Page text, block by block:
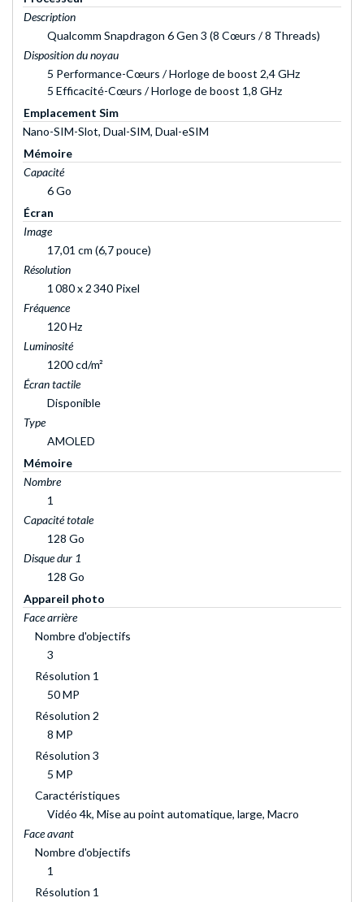
Description
Qualcomm Snapdragon 6 Gen 3 (8 Cœurs / 8 Threads)
Disposition du noyau
5 Performance-Cœurs / Horloge de boost 2,4 GHz
5 Efficacité-Cœurs / Horloge de boost 1,8 GHz
Emplacement Sim
Nano-SIM-Slot, Dual-SIM, Dual-eSIM
Mémoire
Capacité
6 Go
Écran
Image
17,01 cm (6,7 pouce)
Résolution
1 080 x 2 340 Pixel
Fréquence
120 Hz
Luminosité
1200 cd/m²
Écran tactile
Disponible
Type
AMOLED
Mémoire
Nombre
1
Capacité totale
128 Go
Disque dur 1
128 Go
Appareil photo
Face arrière
Nombre d'objectifs
3
Résolution 1
50 MP
Résolution 2
8 MP
Résolution 3
5 MP
Caractéristiques
Vidéo 4k, Mise au point automatique, large, Macro
Face avant
Nombre d'objectifs
1
Résolution 1